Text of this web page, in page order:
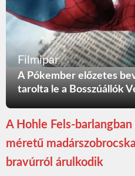
Filmipar
A Pókember előzetes
tarolta le a Bosszúállók
A Hohle Fels-
méretű
bravúrról árulkodik